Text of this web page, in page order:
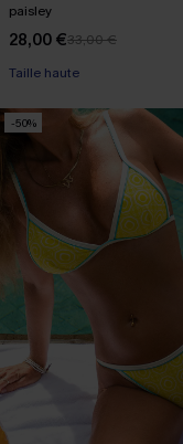
paisley
28,00 €33,00 €
Taille haute
-50%